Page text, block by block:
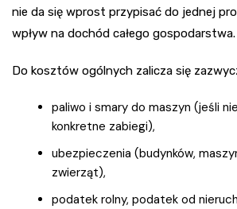
nie da się wprost przypisać do jednej
wpływ na dochód całego gospodarstwa.
Do kosztów ogólnych zalicza się
paliwo i smary do maszyn (jeśli
konkretne zabiegi),
ubezpieczenia (budynków,
zwierząt),
podatek rolny, podatek od